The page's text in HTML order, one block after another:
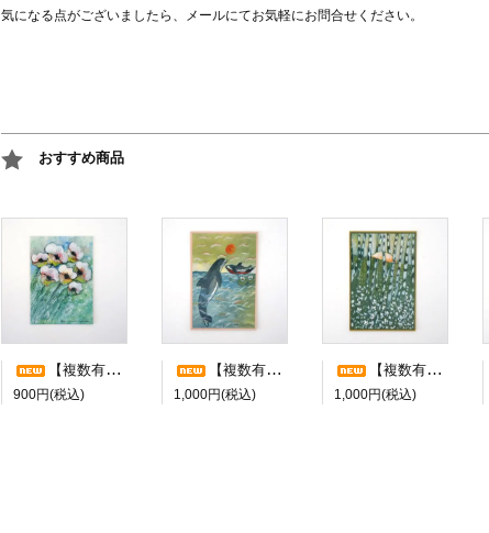
気になる点がございましたら、メールにてお気軽にお問合せください。
おすすめ商品
【複数有】Heljä Liukko-Sundström/ヘルヤ・リウッコ・スンドストロム ポストカード ”LUMIKUKAT”
900円(税込)
【複数有】Heljä Liukko-Sundström/ヘルヤ・リウッコ・スンドストロム ポストカード ”OH,HOH”
1,000円(税込)
【複数有】Heljä Liukko-Sundström/ヘルヤ・リウッコ・スンドストロム ポストカード ”AURINGON VUOMA”
1,000円(税込)